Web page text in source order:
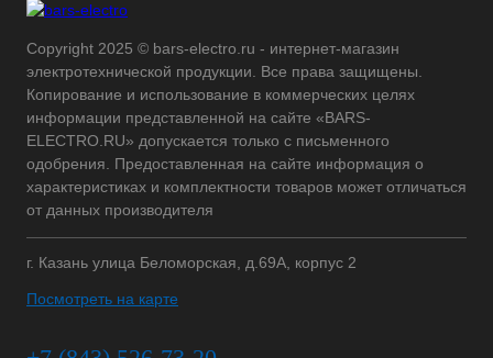
Copyright 2025 © bars-electro.ru - интернет-магазин
электротехнической продукции. Все права защищены.
Копирование и использование в коммерческих целях
информации представленной на сайте «BARS-
ELECTRO.RU» допускается только с письменного
одобрения. Предоставленная на сайте информация о
характеристиках и комплектности товаров может отличаться
от данных производителя
г. Казань улица Беломорская, д.69А, корпус 2
Посмотреть на карте